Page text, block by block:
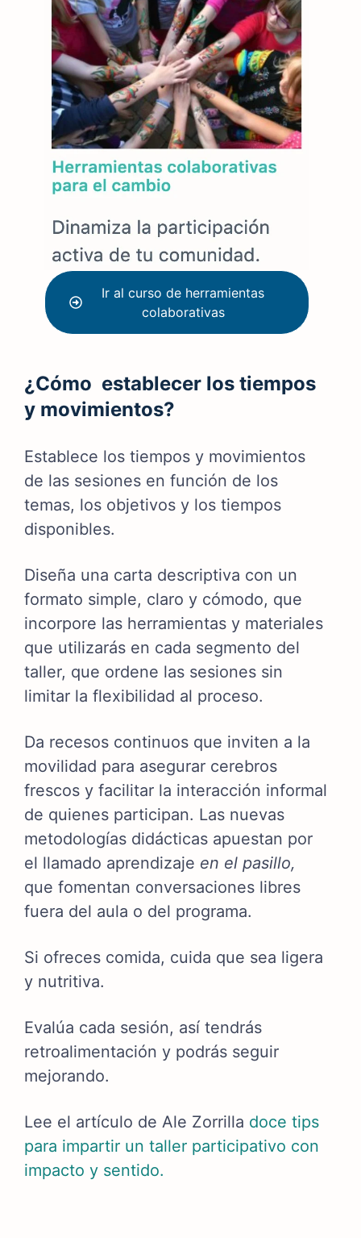
Ir al curso de herramientas
colaborativas
¿Cómo establecer los tiempos
y movimientos?
Establece los tiempos y movimientos
de las sesiones en función de los
temas, los objetivos y los tiempos
disponibles.
Diseña una carta descriptiva con un
formato simple, claro y cómodo, que
incorpore las herramientas y materiales
que utilizarás en cada segmento del
taller, que ordene las sesiones sin
limitar la flexibilidad al proceso.
Da recesos continuos que inviten a la
movilidad para asegurar cerebros
frescos y facilitar la interacción informal
de quienes participan. Las nuevas
metodologías didácticas apuestan por
el llamado aprendizaje en el pasillo,
que fomentan conversaciones libres
fuera del aula o del programa.
Si ofreces comida, cuida que sea ligera
y nutritiva.
Evalúa cada sesión, así tendrás
retroalimentación y podrás seguir
mejorando.
Lee el artículo de Ale Zorrilla doce tips
para impartir un taller participativo con
impacto y sentido.